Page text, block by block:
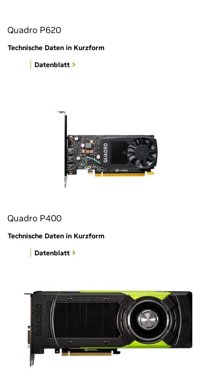
Quadro P620
Technische Daten in Kurzform
Datenblatt
Quadro P400
Technische Daten in Kurzform
Datenblatt